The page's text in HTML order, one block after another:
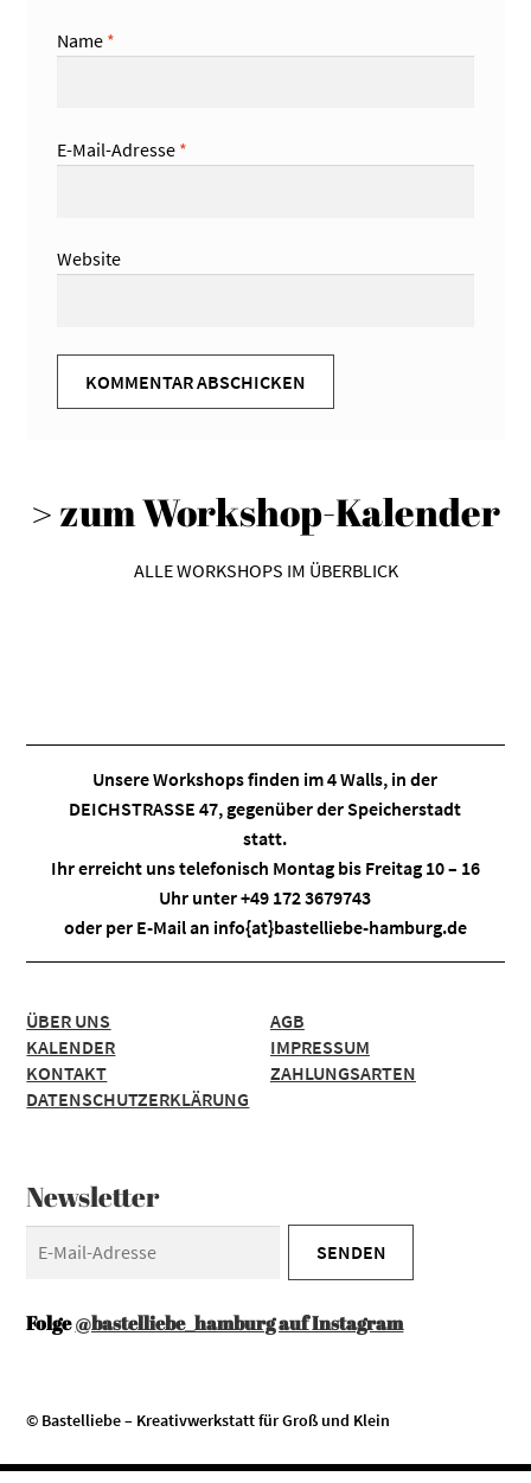
Name *
E-Mail-Adresse *
Website
> zum Workshop-Kalender
ALLE WORKSHOPS IM ÜBERBLICK
Unsere Workshops finden im4 Walls, in der
DEICHSTRASSE 47, gegenüber der Speicherstadt
statt.
Ihr erreicht uns telefonisch Montag bis Freitag 10 – 16
Uhr unter +49 172 3679743
oder per E-Mail an info{at}bastelliebe-hamburg.de
ÜBER UNS
KALENDER
KONTAKT
DATENSCHUTZERKLÄRUNG
AGB
IMPRESSUM
ZAHLUNGSARTEN
Newsletter
Folge@bastelliebe_hamburg auf Instagram
© Bastelliebe – Kreativwerkstatt für Groß und Klein